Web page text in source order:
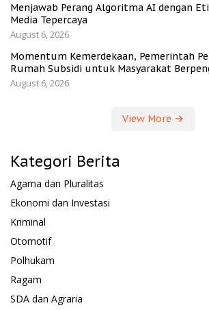
Menjawab Perang Algoritma AI dengan
Media Tepercaya
August 6, 2026
Momentum Kemerdekaan, Pemerintah
Rumah Subsidi untuk Masyarakat
August 6, 2026
View More
Kategori Berita
Agama dan Pluralitas
Ekonomi dan Investasi
Kriminal
Otomotif
Polhukam
Ragam
SDA dan Agraria